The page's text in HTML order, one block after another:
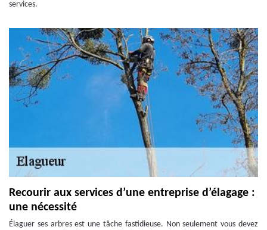
services.
Recourir aux services d’une entreprise d’élagage :
une nécessité
Élaguer ses arbres est une tâche fastidieuse. Non seulement vous devez